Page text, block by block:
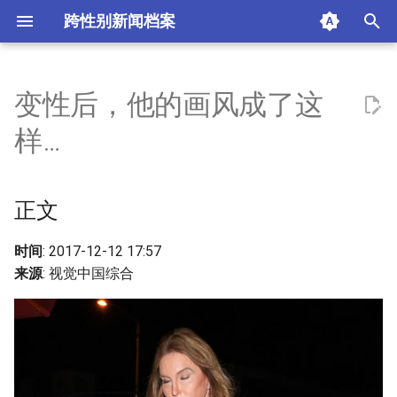
跨性别新闻档案
a
l
i
正文
附加信息 [Processed Page
变性后，他的画风成了这
样…
正文
时间: 2017-12-12 17:57
来源: 视觉中国综合